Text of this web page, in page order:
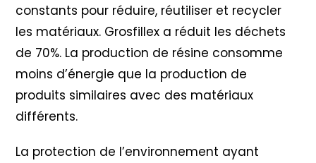
constants pour réduire, réutiliser et recycler
les matériaux. Grosfillex a réduit les déchets
de 70%. La production de résine consomme
moins d’énergie que la production de
produits similaires avec des matériaux
différents.
La protection de l’environnement ayant